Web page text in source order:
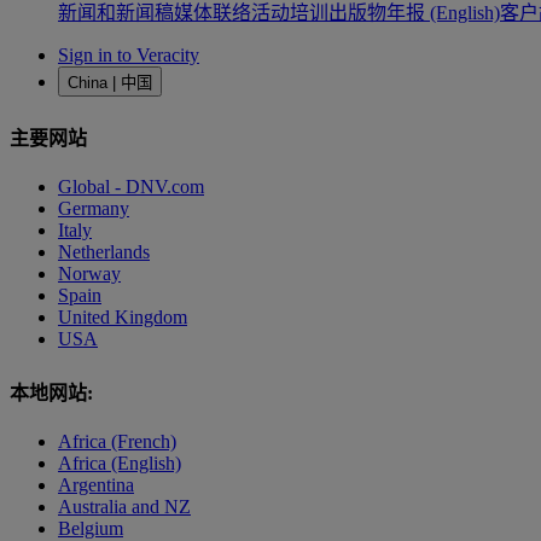
新闻和新闻稿媒体联络活动培训 出版物年报 (English)客
Sign in to Veracity
China | 中国
主要网站
Global - DNV.com
Germany
Italy
Netherlands
Norway
Spain
United Kingdom
USA
本地网站:
Africa (French)
Africa (English)
Argentina
Australia and NZ
Belgium